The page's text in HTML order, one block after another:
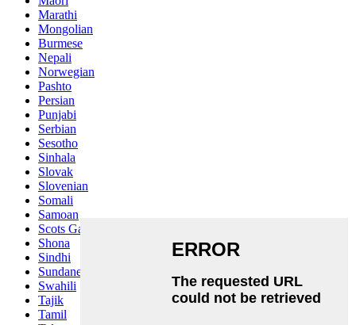
Marathi
Mongolian
Burmese
Nepali
Norwegian
Pashto
Persian
Punjabi
Serbian
Sesotho
Sinhala
Slovak
Slovenian
Somali
Samoan
Scots Gaelic
Shona
Sindhi
Sundanese
Swahili
Tajik
Tamil